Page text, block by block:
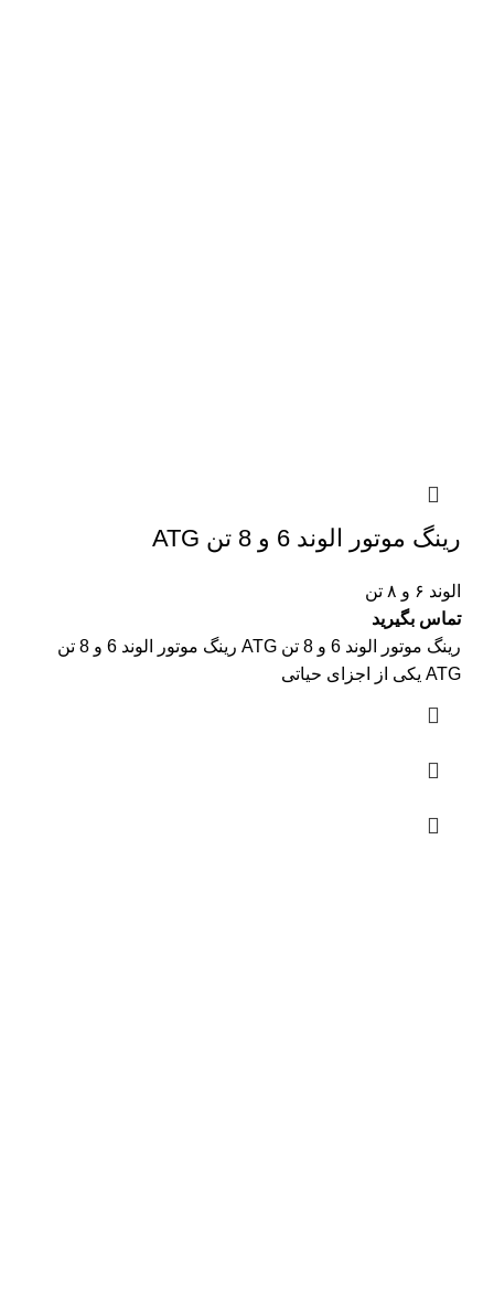
رینگ موتور الوند 6 و 8 تن ATG
الوند ۶ و ۸ تن
تماس بگیرید
رینگ موتور الوند 6 و 8 تن ATG رینگ موتور الوند 6 و 8 تن
ATG یکی از اجزای حیاتی